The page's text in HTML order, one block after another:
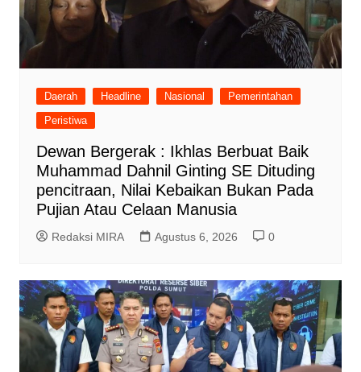
Daerah Headline Nasional
Pemerintahan
Peristiwa
Dewan Bergerak : Ikhlas Berbuat Baik
Muhammad Dahnil Ginting SE Dituding
pencitraan, Nilai Kebaikan Bukan Pada
Pujian Atau Celaan Manusia
Redaksi MIRA Agustus 6, 2026 0